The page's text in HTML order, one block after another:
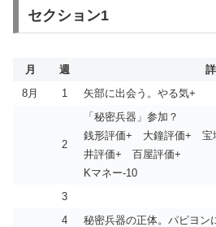
セクション1
月 週
8月
1 矢部に出会う。やる気+
2
「秘密兵器」参加？
銭形評価+ 大鐘評価+
井評価+ 百屋評価+
Kマネー-10
3
4
秘密兵器の正体。パピヨン